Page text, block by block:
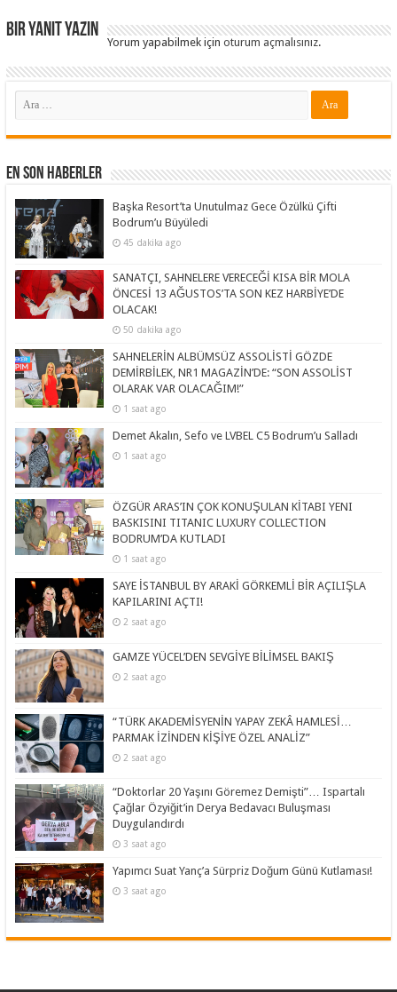
Bir yanıt yazın
Yorum yapabilmek içinoturum açmalısınız.
En Son Haberler
Başka Resort’ta Unutulmaz Gece Özülkü Çifti
Bodrum’u Büyüledi
45 dakika ago
SANATÇI, SAHNELERE VERECEĞİ KISA BİR MOLA
ÖNCESİ 13 AĞUSTOS’TA SON KEZ HARBİYE’DE
OLACAK!
50 dakika ago
SAHNELERİN ALBÜMSÜZ ASSOLİSTİ GÖZDE
DEMİRBİLEK, NR1 MAGAZİN’DE: “SON ASSOLİST
OLARAK VAR OLACAĞIM!”
1 saat ago
Demet Akalın, Sefo ve LVBEL C5 Bodrum’u Salladı
1 saat ago
ÖZGÜR ARAS’IN ÇOK KONUŞULAN KİTABI YENI
BASKISINI TITANIC LUXURY COLLECTION
BODRUM’DA KUTLADI
1 saat ago
SAYE İSTANBUL BY ARAKİ GÖRKEMLİ BİR AÇILIŞLA
KAPILARINI AÇTI!
2 saat ago
GAMZE YÜCEL’DEN SEVGİYE BİLİMSEL BAKIŞ
2 saat ago
“TÜRK AKADEMİSYENİN YAPAY ZEKÂ HAMLESİ…
PARMAK İZİNDEN KİŞİYE ÖZEL ANALİZ”
2 saat ago
“Doktorlar 20 Yaşını Göremez Demişti”… Ispartalı
Çağlar Özyiğit’in Derya Bedavacı Buluşması
Duygulandırdı
3 saat ago
Yapımcı Suat Yanç’a Sürpriz Doğum Günü Kutlaması!
3 saat ago